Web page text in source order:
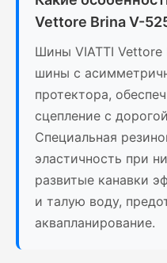
Vettore Brina V-
Шины VIATTI Vettore
шины с
протектора,
сцепление с
Специальная
эластичность при
развитые канавки
и талую воду,
аквапланирование.